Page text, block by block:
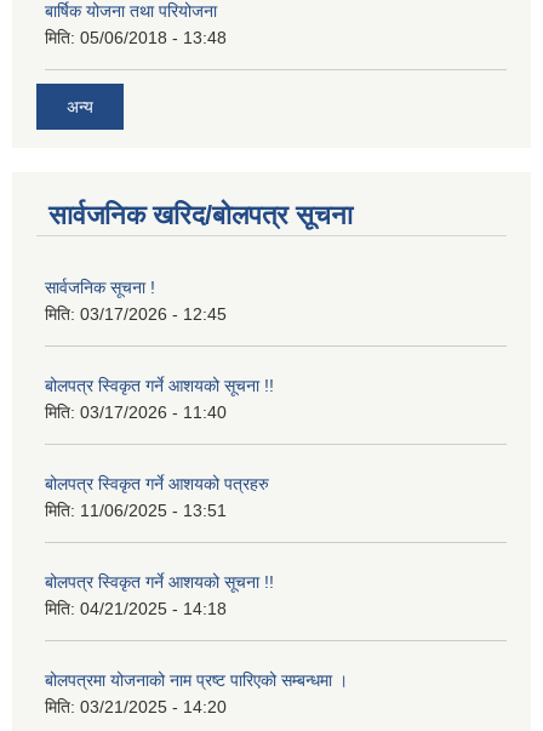
बार्षिक योजना तथा परियोजना
मिति: 05/06/2018 - 13:48
अन्य
सार्वजनिक खरिद/बोलपत्र सूचना
सार्वजनिक सूचना !
मिति: 03/17/2026 - 12:45
बोलपत्र स्विकृत गर्ने आशयको सूचना !!
मिति: 03/17/2026 - 11:40
बोलपत्र स्विकृत गर्ने आशयको पत्रहरु
मिति: 11/06/2025 - 13:51
बोलपत्र स्विकृत गर्ने आशयको सूचना !!
मिति: 04/21/2025 - 14:18
बोलपत्रमा योजनाको नाम प्रष्ट पारिएको सम्बन्धमा ।
मिति: 03/21/2025 - 14:20